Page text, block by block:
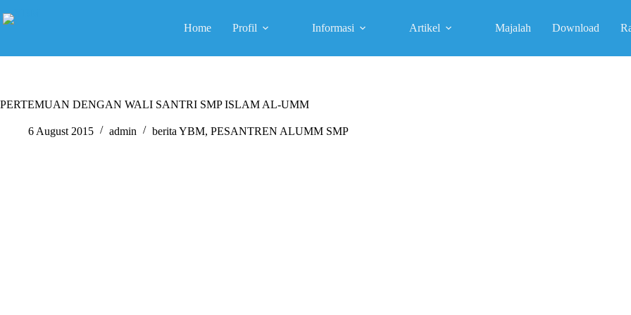
to
Home Profil Informasi Artikel Majalah Download
PERTEMUAN DENGAN WALI SANTRI SMP ISLAM AL-UMM
6 August 2015 admin berita YBM, PESANTREN ALUMM SMP